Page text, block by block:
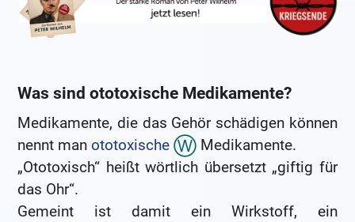
Was sind ototoxische Medikamente?
Medikamente, die das Gehör schädigen können
nennt manototoxische
Medikamente.
„Ototoxisch“ heißt wörtlich übersetzt „giftig für
das Ohr“.
Gemeint ist damit ein Wirkstoff, ein